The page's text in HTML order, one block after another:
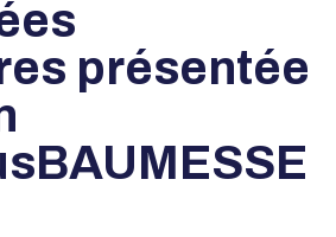
présentée